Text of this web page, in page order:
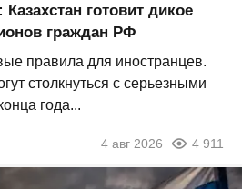
готовит дикое
граждан РФ
правила для иностранцев.
столкнуться с серьезными
года...
4 авг 2026 4 911